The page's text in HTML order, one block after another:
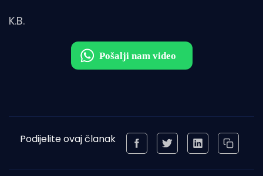
K.B.
Podijelite ovaj članak